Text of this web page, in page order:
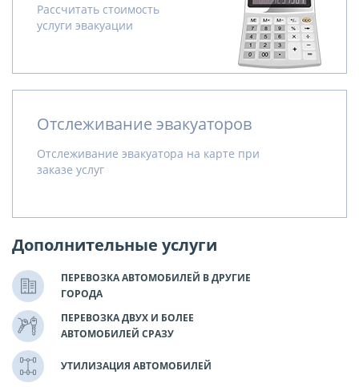
Рассчитать стоимость
услуги эвакуации
Отслеживание эвакуаторов
Отслеживание эвакуатора на карте при
заказе услуг
Дополнительные услуги
ПЕРЕВОЗКА АВТОМОБИЛЕЙ В ДРУГИЕ
ГОРОДА
ПЕРЕВОЗКА ДВУХ И БОЛЕЕ
АВТОМОБИЛЕЙ СРАЗУ
УТИЛИЗАЦИЯ АВТОМОБИЛЕЙ